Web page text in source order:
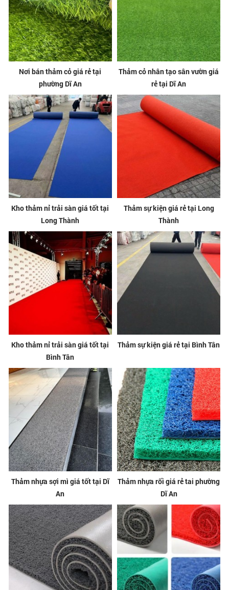
Nơi bán thảm cỏ giá rẻ tại
phường Dĩ An
Thảm cỏ nhân tạo sân vườn giá
rẻ tại Dĩ An
Kho thảm nỉ trải sàn giá tốt tại
Long Thành
Thảm sự kiện giá rẻ tại Long
Thành
Kho thảm nỉ trải sàn giá tốt tại
Bình Tân
Thảm sự kiện giá rẻ tại Bình Tân
Thảm nhựa sợi mì giá tốt tại Dĩ
An
Thảm nhựa rối giá rẻ tai phường
Dĩ An